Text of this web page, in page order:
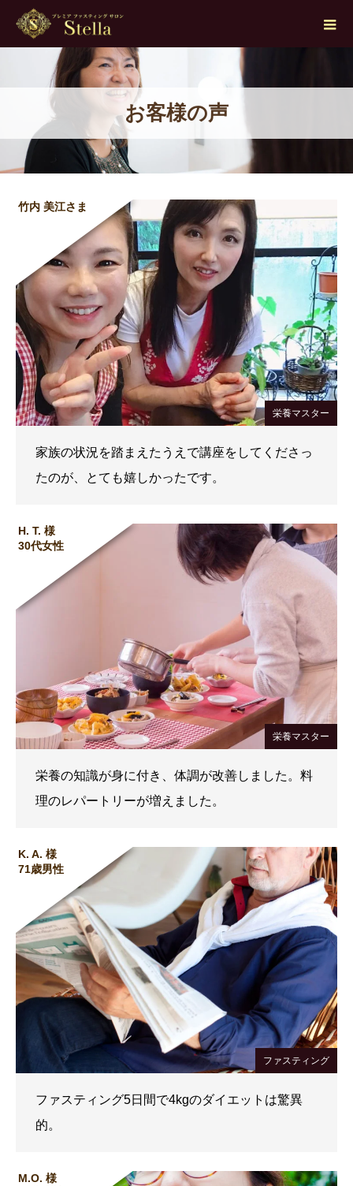
お客様の声
竹内 美江さま
栄養マスター
家族の状況を踏まえたうえで講座をしてくださっ
たのが、とても嬉しかったです。
H. T. 様
30代女性
栄養マスター
栄養の知識が身に付き、体調が改善しました。料
理のレパートリーが増えました。
K. A. 様
71歳男性
ファスティング
ファスティング5日間で4kgのダイエットは驚異
的。
M.O. 様